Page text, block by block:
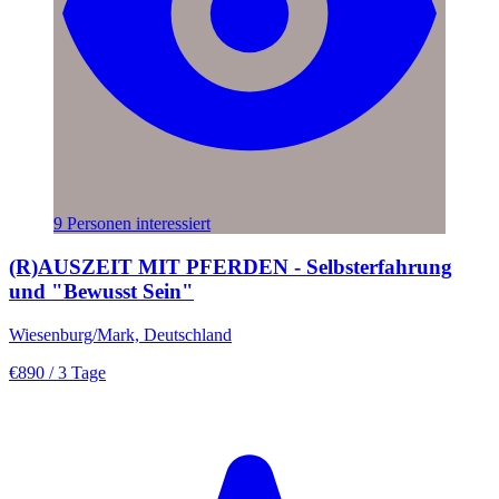
9 Personen interessiert
(R)AUSZEIT MIT PFERDEN - Selbsterfahrung
und "Bewusst Sein"
Wiesenburg/Mark, Deutschland
€890 / 3 Tage